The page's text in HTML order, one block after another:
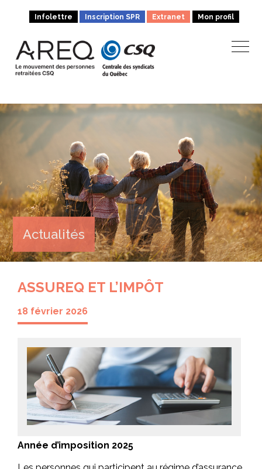
Infolettre Inscription SPR Extranet Mon profil
Actualités
ASSUREQ ET L’IMPÔT
18 février 2026
Année d’imposition 2025